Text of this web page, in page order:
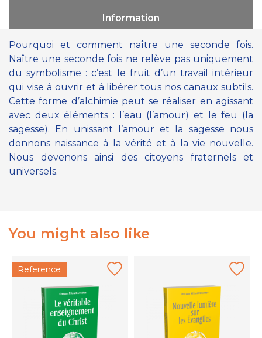
Information
Pourquoi et comment naître une seconde fois.
Naître une seconde fois ne relève pas uniquement
du symbolisme : c’est le fruit d’un travail intérieur
qui vise à ouvrir et à libérer tous nos canaux subtils.
Cette forme d’alchimie peut se réaliser en agissant
avec deux éléments : l’eau (l’amour) et le feu (la
sagesse). En unissant l’amour et la sagesse nous
donnons naissance à la vérité et à la vie nouvelle.
Nous devenons ainsi des citoyens fraternels et
universels.
You might also like
Reference